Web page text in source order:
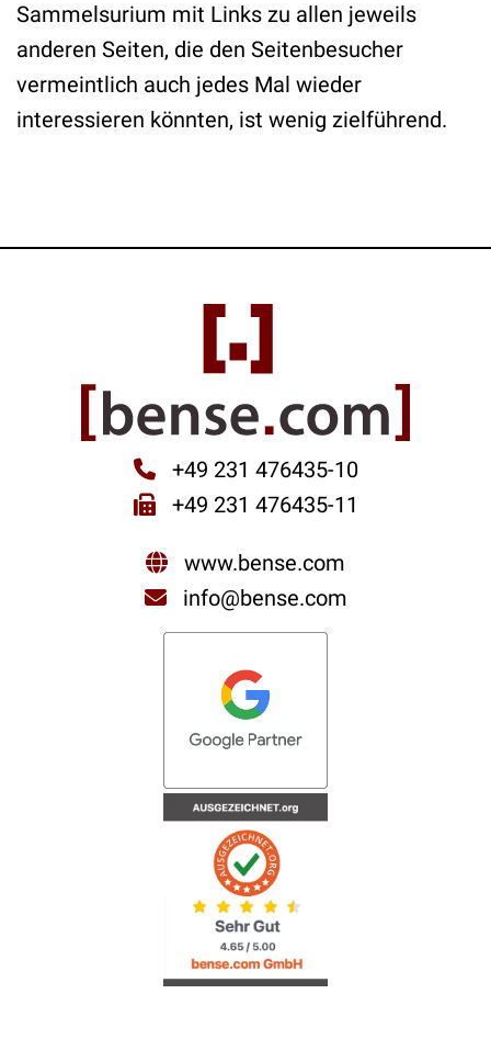
Sammelsurium mit Links zu allen jeweils
anderen Seiten, die den Seitenbesucher
vermeintlich auch jedes Mal wieder
interessieren könnten, ist wenig zielführend.
+49 231 476435-10
+49 231 476435-11
www.bense.com
info@bense.com